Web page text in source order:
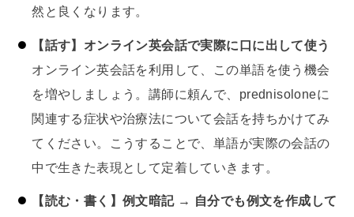
然と良くなります。
【話す】オンライン英会話で実際に口に出して使う
オンライン英会話を利用して、この単語を使う機会
を増やしましょう。講師に頼んで、prednisoloneに
関連する症状や治療法について会話を持ちかけてみ
てください。こうすることで、単語が実際の会話の
中で生きた表現として定着していきます。
【読む・書く】例文暗記 → 自分でも例文を作成して